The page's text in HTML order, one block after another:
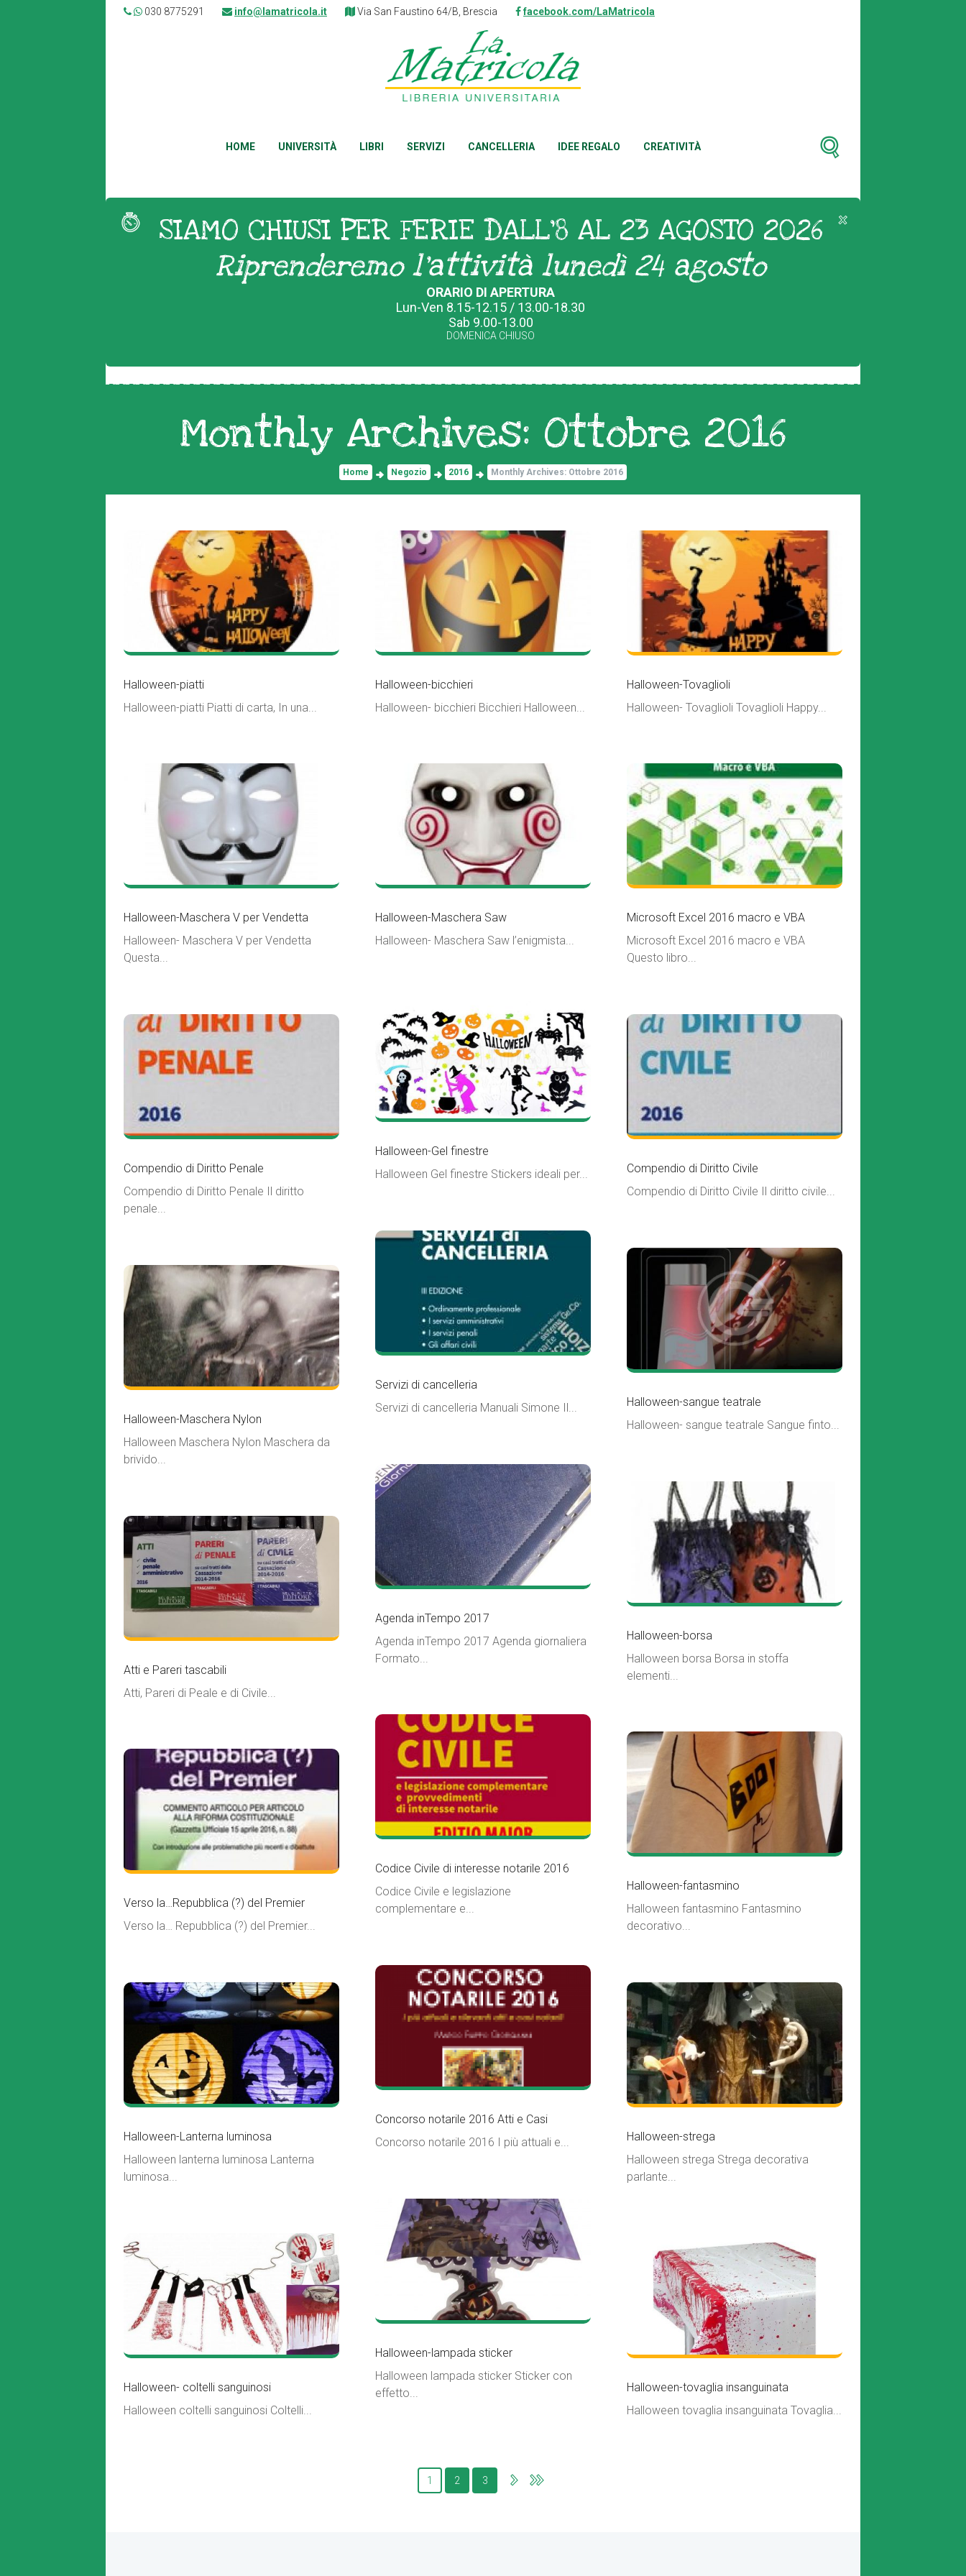
030 8775291 info@lamatricola.it Via San Faustino 64/B, Brescia facebook.com/LaMatricola
HOME UNIVERSITÀ LIBRI SERVIZI CANCELLERIA IDEE REGALO CREATIVITÀ
SIAMO CHIUSI PER FERIE DALL'8 AL 23 AGOSTO 2026
Riprenderemo l'attività lunedì 24 agosto
ORARIO DI APERTURA
Lun-Ven 8.15-12.15 / 13.00-18.30
Sab 9.00-13.00
DOMENICA CHIUSO
Monthly Archives: Ottobre 2016
Home Negozio 2016 Monthly Archives: Ottobre 2016
Halloween-piatti
Halloween-piatti Piatti di carta, In una...
Halloween-bicchieri
Halloween- bicchieri Bicchieri Halloween...
Halloween-Tovaglioli
Halloween- Tovaglioli Tovaglioli Happy...
Halloween-Maschera V per Vendetta
Halloween- Maschera V per Vendetta
Questa...
Halloween-Maschera Saw
Halloween- Maschera Saw l’enigmista...
Microsoft Excel 2016 macro e VBA
Microsoft Excel 2016 macro e VBA
Questo libro...
Halloween-Gel finestre
Halloween Gel finestre Stickers ideali per...
Compendio di Diritto Penale
Compendio di Diritto Penale Il diritto
penale...
Compendio di Diritto Civile
Compendio di Diritto Civile Il diritto civile...
Servizi di cancelleria
Servizi di cancelleria Manuali Simone Il...
Halloween-sangue teatrale
Halloween- sangue teatrale Sangue finto...
Halloween-Maschera Nylon
Halloween Maschera Nylon Maschera da
brivido...
Agenda inTempo 2017
Agenda inTempo 2017 Agenda giornaliera
Formato...
Halloween-borsa
Halloween borsa Borsa in stoffa
elementi...
Atti e Pareri tascabili
Atti, Pareri di Peale e di Civile...
Codice Civile di interesse notarile 2016
Codice Civile e legislazione
complementare e...
Halloween-fantasmino
Halloween fantasmino Fantasmino
decorativo...
Verso la…Repubblica (?) del Premier
Verso la… Repubblica (?) del Premier...
Concorso notarile 2016 Atti e Casi
Concorso notarile 2016 I più attuali e...
Halloween-Lanterna luminosa
Halloween lanterna luminosa Lanterna
luminosa...
Halloween-strega
Halloween strega Strega decorativa
parlante...
Halloween-lampada sticker
Halloween lampada sticker Sticker con
effetto...
Halloween- coltelli sanguinosi
Halloween coltelli sanguinosi Coltelli...
Halloween-tovaglia insanguinata
Halloween tovaglia insanguinata Tovaglia...
1 2 3